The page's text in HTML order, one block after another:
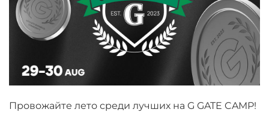
Провожайте лето среди лучших на G GATE CAMP!